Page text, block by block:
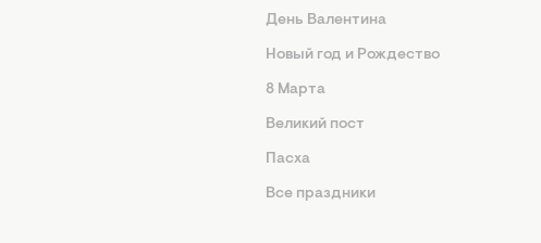
День Валентина
Новый год и Рождество
8 Марта
Великий пост
Пасха
Все праздники